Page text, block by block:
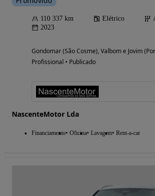
110 337 km Elétrico
2023
Gondomar (São Cosme), Valbom e Jovim
Profissional • Publicado
NascenteMotor Lda
Financiamento Oficina Lavagem Rent-a-car